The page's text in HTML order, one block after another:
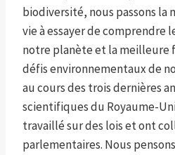
biodiversité, nous passons la
vie à essayer de comprendre
notre planète et la meilleure
défis environnementaux de
au cours des trois dernières
scientifiques du Royaume-
travaillé sur des lois et ont
parlementaires. Nous